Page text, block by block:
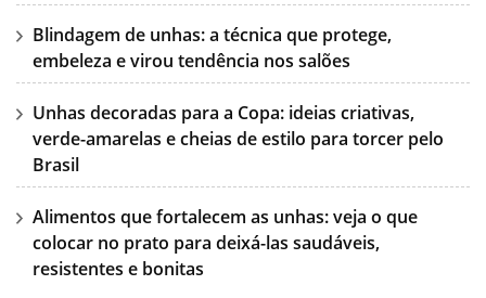
Blindagem de unhas: a técnica que protege,
embeleza e virou tendência nos salões
Unhas decoradas para a Copa: ideias criativas,
verde-amarelas e cheias de estilo para torcer pelo
Brasil
Alimentos que fortalecem as unhas: veja o que
colocar no prato para deixá-las saudáveis,
resistentes e bonitas